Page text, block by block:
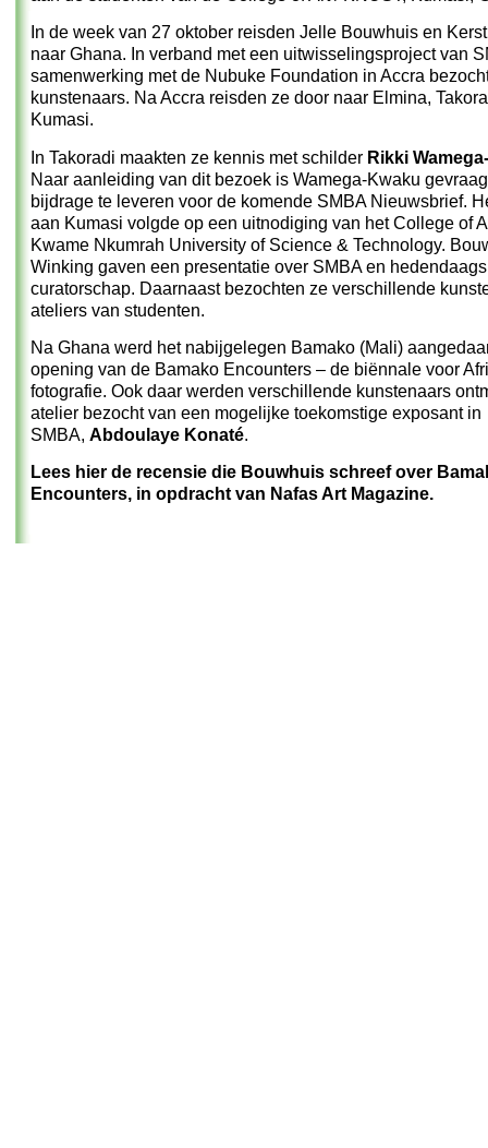
In de week van 27 oktober reisden Jelle Bouwhuis en
naar Ghana. In verband met een uitwisselingsproject van
samenwerking met de Nubuke Foundation in Accra
kunstenaars. Na Accra reisden ze door naar Elmina,
Kumasi.
In Takoradi maakten ze kennis met schilder Rikki
Naar aanleiding van dit bezoek is Wamega-Kwaku
bijdrage te leveren voor de komende SMBA Nieuwsbrief.
aan Kumasi volgde op een uitnodiging van het College of
Kwame Nkumrah University of Science & Technology.
Winking gaven een presentatie over SMBA en hedendaags
curatorschap. Daarnaast bezochten ze verschillende
ateliers van studenten.
Na Ghana werd het nabijgelegen Bamako (Mali)
opening van de Bamako Encounters – de biënnale voor
fotografie. Ook daar werden verschillende kunstenaars
atelier bezocht van een mogelijke toekomstige exposant in
SMBA, Abdoulaye Konaté.
Lees hier de recensie die Bouwhuis schreef over
Encounters, in opdracht van Nafas Art Magazine.